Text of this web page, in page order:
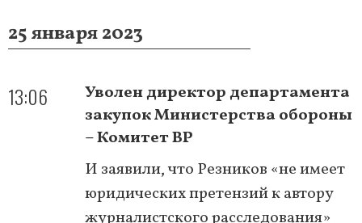
25 января 2023
13:06
Уволен директор департамента
закупок Министерства обороны
– Комитет ВР
И заявили, что Резников «не имеет
юридических претензий к автору
журналистского расследования»